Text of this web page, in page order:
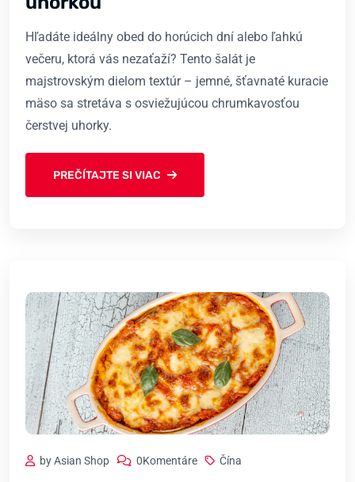
Hľadáte ideálny obed do horúcich dní alebo ľahkú
večeru, ktorá vás nezaťaží? Tento šalát je
majstrovským dielom textúr – jemné, šťavnaté kuracie
mäso sa stretáva s osviežujúcou chrumkavosťou
čerstvej uhorky.
PREČÍTAJTE SI VIAC
by Asian Shop 0Komentáre Čína